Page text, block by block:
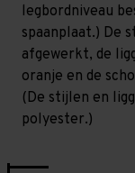
legbordniveau
spaanplaat.) De
afgewerkt, de
oranje en de
(De stijlen en
polyester.)